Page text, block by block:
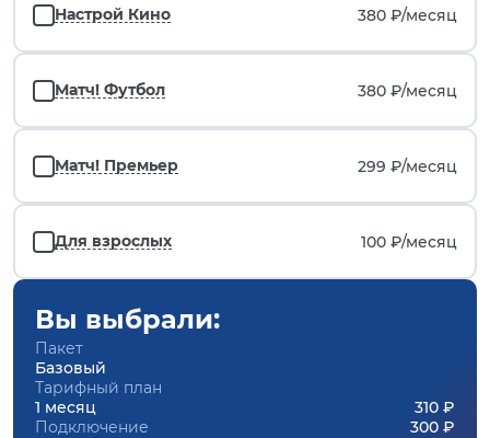
Настрой Кино 380 ₽/месяц
Матч! Футбол 380 ₽/месяц
Матч! Премьер 299 ₽/месяц
Для взрослых 100 ₽/месяц
Вы выбрали:
Пакет
Базовый
Тарифный план
1 месяц
310 ₽
Подключение
300 ₽